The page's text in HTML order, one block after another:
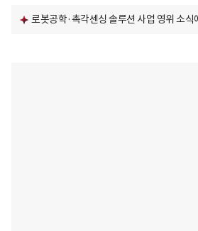
로봇공학·촉각센싱 솔루션 사업 영위 소식